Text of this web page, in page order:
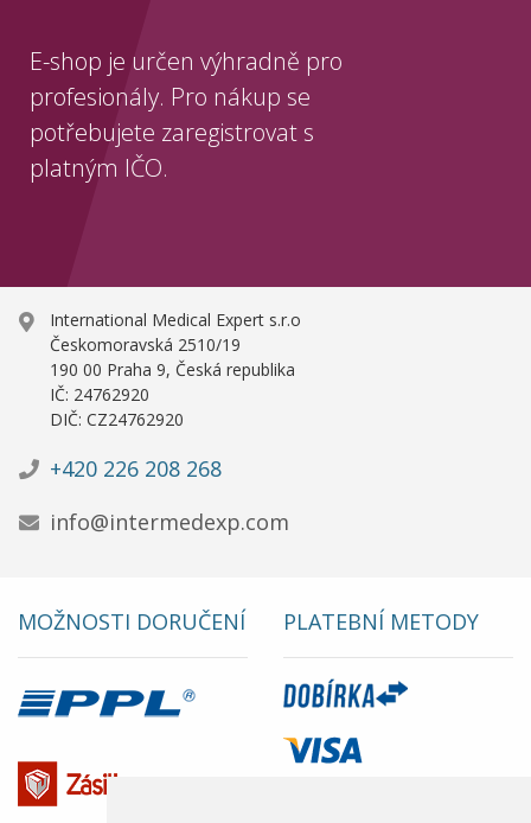
E-shop je určen výhradně pro
profesionály. Pro nákup se
potřebujete zaregistrovat s
platným IČO.
International Medical Expert s.r.o
Českomoravská 2510/19
190 00 Praha 9, Česká republika
IČ: 24762920
DIČ: CZ24762920
+420 226 208 268
info@intermedexp.com
MOŽNOSTI DORUČENÍ PLATEBNÍ METODY